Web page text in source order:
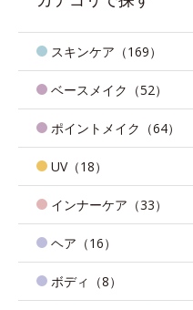
スキンケア（169）
ベースメイク（52）
ポイントメイク（64）
UV（18）
インナーケア（33）
ヘア（16）
ボディ（8）